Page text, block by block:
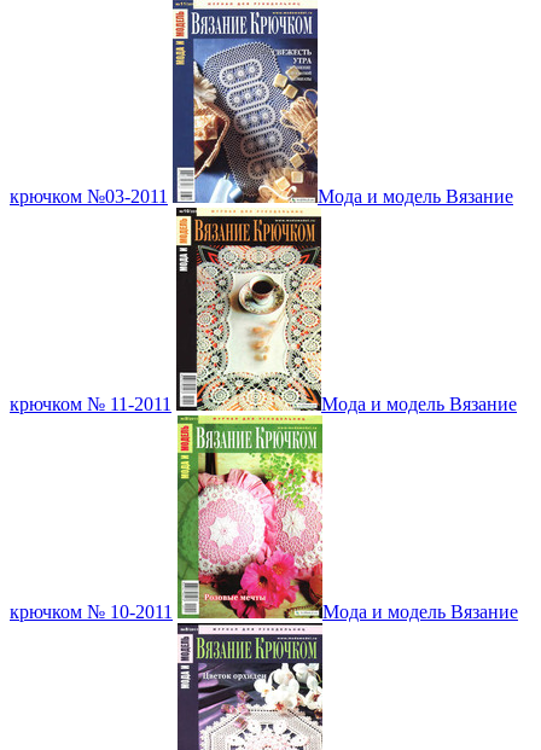
крючком №03-2011 Мода и модель Вязание
крючком № 11-2011 Мода и модель Вязание
крючком № 10-2011 Мода и модель Вязание